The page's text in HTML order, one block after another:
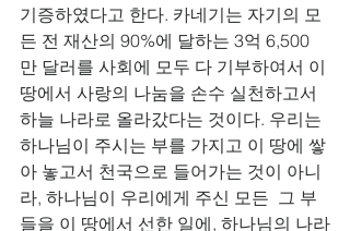
기증하였다고 한다. 카네기는 자기의 모
든 전 재산의 90%에 달하는 3억 6,500
만 달러를 사회에 모두 다 기부하여서 이
땅에서 사랑의 나눔을 손수 실천하고서
하늘 나라로 올라갔다는 것이다. 우리는
하나님이 주시는 부를 가지고 이 땅에 쌓
아 놓고서 천국으로 들어가는 것이 아니
라, 하나님이 우리에게 주신 모든  그 부
들을 이 땅에서 선한 일에, 하나님의 나라